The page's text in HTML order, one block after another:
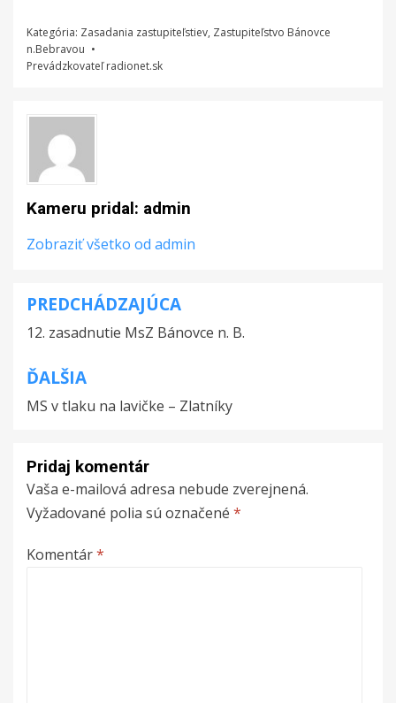
Kategória: Zasadania zastupiteľstiev, Zastupiteľstvo Bánovce
n.Bebravou
Prevádzkovateľradionet.sk
Kameru pridal: admin
Zobraziť všetko od admin
Navigácia
v
článku
PREDCHÁDZAJÚCA
12. zasadnutie MsZ Bánovce n. B.
ĎALŠIA
MS v tlaku na lavičke – Zlatníky
Pridaj komentár
Vaša e-mailová adresa nebude zverejnená.
Vyžadované polia sú označené *
Komentár*